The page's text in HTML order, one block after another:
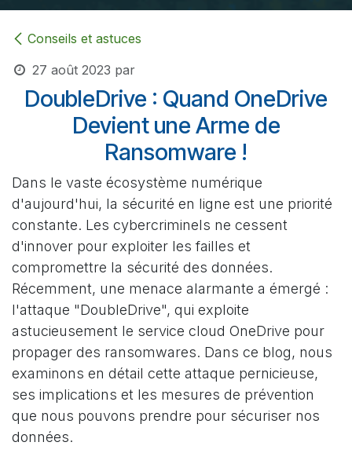
Conseils et astuces
27 août 2023 par
DoubleDrive : Quand OneDrive
Devient une Arme de
Ransomware !
Dans le vaste écosystème numérique
d'aujourd'hui, la sécurité en ligne est une priorité
constante. Les cybercriminels ne cessent
d'innover pour exploiter les failles et
compromettre la sécurité des données.
Récemment, une menace alarmante a émergé :
l'attaque "DoubleDrive", qui exploite
astucieusement le service cloud OneDrive pour
propager des ransomwares. Dans ce blog, nous
examinons en détail cette attaque pernicieuse,
ses implications et les mesures de prévention
que nous pouvons prendre pour sécuriser nos
données.